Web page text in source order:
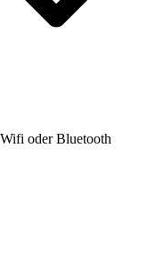
oder Bluetooth